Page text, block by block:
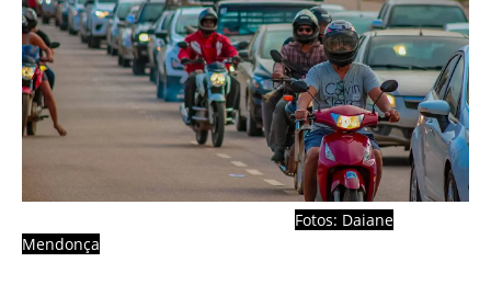
Fotos: Daiane
Mendonça